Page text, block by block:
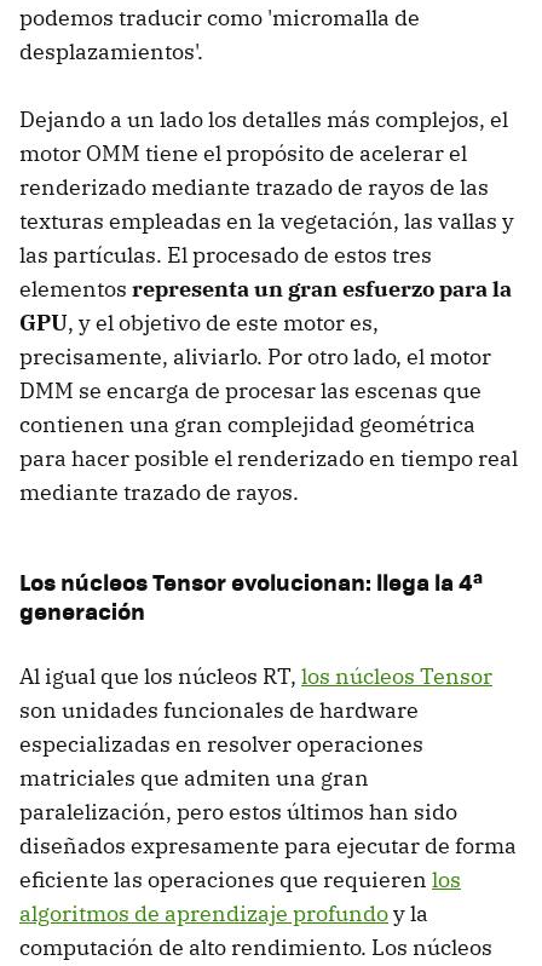
podemos traducir como 'micromalla de
desplazamientos'.
Dejando a un lado los detalles más complejos, el
motor OMM tiene el propósito de acelerar el
renderizado mediante trazado de rayos de las
texturas empleadas en la vegetación, las vallas y
las partículas. El procesado de estos tres
elementos representa un gran esfuerzo para la
GPU, y el objetivo de este motor es,
precisamente, aliviarlo. Por otro lado, el motor
DMM se encarga de procesar las escenas que
contienen una gran complejidad geométrica
para hacer posible el renderizado en tiempo real
mediante trazado de rayos.
Los núcleos Tensor evolucionan: llega la 4ª
generación
Al igual que los núcleos RT, los núcleos Tensor
son unidades funcionales de hardware
especializadas en resolver operaciones
matriciales que admiten una gran
paralelización, pero estos últimos han sido
diseñados expresamente para ejecutar de forma
eficiente las operaciones que requieren los
algoritmos de aprendizaje profundoy la
computación de alto rendimiento. Los núcleos